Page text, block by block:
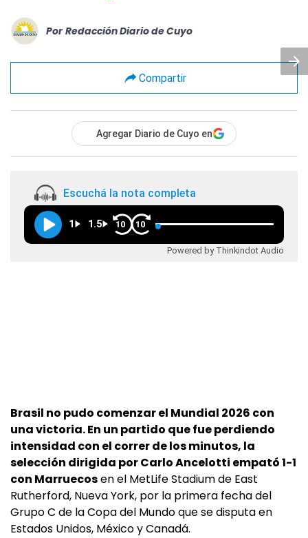
Por Redacción Diario de Cuyo
Compartir
Agregar Diario de Cuyo en
Escuchá la nota completa
1 1.5 10 10
Powered by Thinkindot Audio
Brasil no pudo comenzar el Mundial 2026 con
una victoria. En un partido que fue perdiendo
intensidad con el correr de los minutos, la
selección dirigida por Carlo Ancelotti empató 1-1
con Marruecosen el MetLife Stadium de East
Rutherford, Nueva York, por la primera fecha del
Grupo C de la Copa del Mundo que se disputa en
Estados Unidos, México y Canadá.